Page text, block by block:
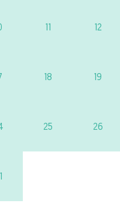
11 12
18 19
25 26